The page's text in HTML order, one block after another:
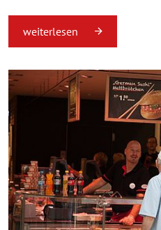
weiterlesen